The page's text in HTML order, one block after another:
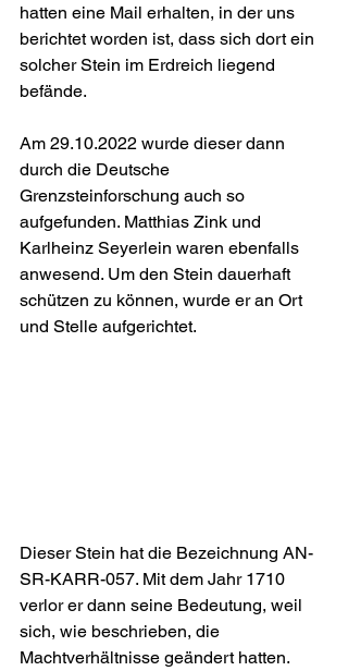
hatten eine Mail erhalten, in der uns
berichtet worden ist, dass sich dort ein
solcher Stein im Erdreich liegend
befände.
Am 29.10.2022 wurde dieser dann
durch die Deutsche
Grenzsteinforschung auch so
aufgefunden. Matthias Zink und
Karlheinz Seyerlein waren ebenfalls
anwesend. Um den Stein dauerhaft
schützen zu können, wurde er an Ort
und Stelle aufgerichtet.
Dieser Stein hat die Bezeichnung AN-
SR-KARR-057. Mit dem Jahr 1710
verlor er dann seine Bedeutung, weil
sich, wie beschrieben, die
Machtverhältnisse geändert hatten.